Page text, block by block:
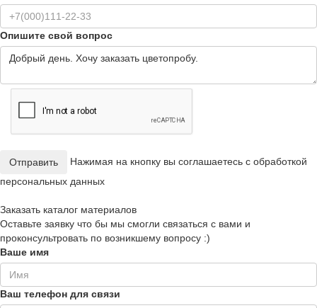
Опишите свой вопрос
Отправить
Нажимая на кнопку вы соглашаетесь с обработкой
персональных данных
Заказать каталог материалов
Оставьте заявку что бы мы смогли связаться с вами и
проконсультровать по возникшему вопросу :)
Ваше имя
Ваш телефон для связи